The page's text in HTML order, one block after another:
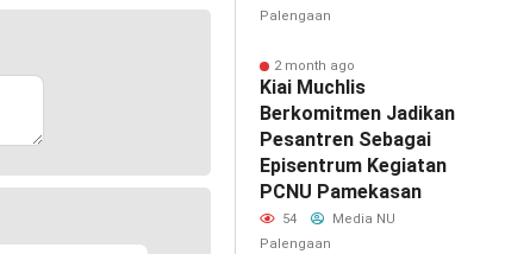
Palengaan
2 month ago
Kiai Muchlis
Berkomitmen Jadikan
Pesantren Sebagai
Episentrum Kegiatan
PCNU Pamekasan
54
Media NU
Palengaan